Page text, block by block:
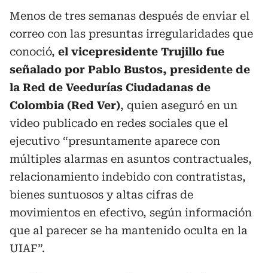
Menos de tres semanas después de enviar el
correo con las presuntas irregularidades que
conoció, el vicepresidente Trujillo fue
señalado por Pablo Bustos, presidente de
la Red de Veedurías Ciudadanas de
Colombia (Red Ver), quien aseguró en un
video publicado en redes sociales que el
ejecutivo “presuntamente aparece con
múltiples alarmas en asuntos contractuales,
relacionamiento indebido con contratistas,
bienes suntuosos y altas cifras de
movimientos en efectivo, según información
que al parecer se ha mantenido oculta en la
UIAF”.